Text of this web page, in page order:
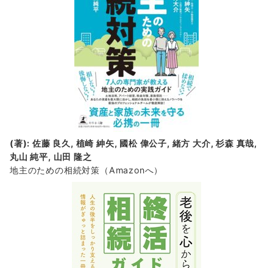
(著): 佐藤 良久, 植崎 紳矢, 國松 偉公子, 緒方 大介, 杉森 真哉,
丸山 純平, 山田 隆之
地主のための相続対策 （Amazonへ）